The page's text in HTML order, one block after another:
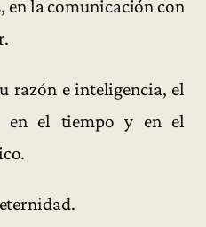
en la comunicación con
razón e inteligencia, el
en el tiempo y en el